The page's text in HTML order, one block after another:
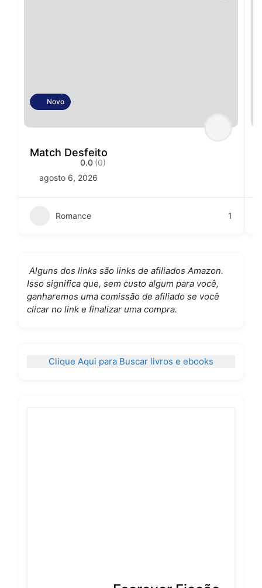
Novo
Match Desfeito
0.0 (0)
agosto 6, 2026
Romance 1
Alguns dos links são links de afiliados Amazon.
Isso significa que, sem custo algum para você,
ganharemos uma comissão de afiliado se você
clicar no link e finalizar uma compra.
Clique Aqui para Buscar livros e ebooks